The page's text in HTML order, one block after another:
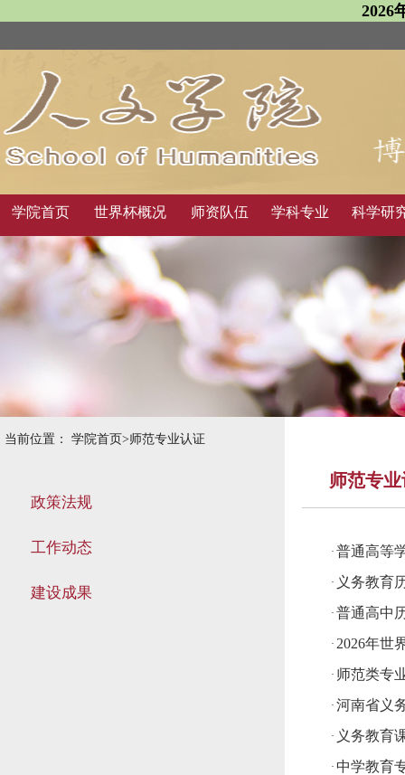
2026
学院首页 世界杯概况 师资队伍 学科专业 科学研
当前位置： 学院首页>师范专业认证
政策法规
工作动态
建设成果
师范专
· 普通高等
· 义务教育
· 普通高中
· 2026年世
· 师范类专
· 河南省义
· 义务教育
· 中学教育